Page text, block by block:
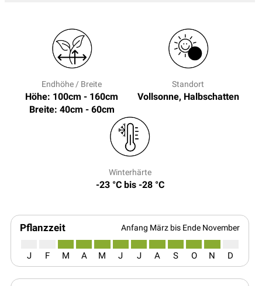
Endhöhe / Breite
Höhe: 100cm - 160cm
Breite: 40cm - 60cm
Standort
Vollsonne, Halbschatten
Winterhärte
-23 °C bis -28 °C
Pflanzzeit Anfang März bis Ende November
J F M A M J J A S O N D